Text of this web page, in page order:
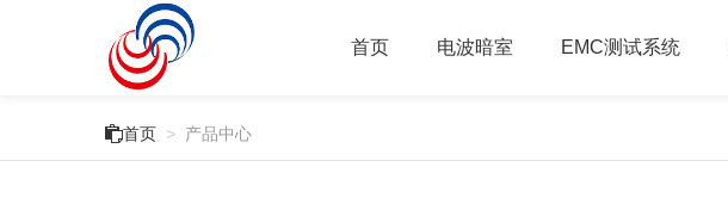
首页 电波暗室 EMC测试系统
首页 > 产品中心